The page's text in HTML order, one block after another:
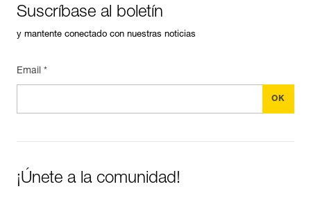
Suscríbase al boletín
y mantente conectado con nuestras noticias
Email *
¡Únete a la comunidad!